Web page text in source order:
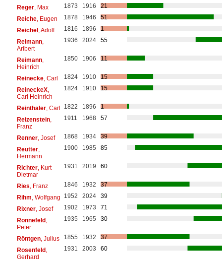
Reger, Max 1873 1916
21
Reiche, Eugen 1878 1946
51
Reichel, Adolf 1816 1896
1
Reimann,
Aribert
1936 2024 55
Reimann,
Heinrich
1850 1906 11
Reinecke, Carl 1824 1910
15
ReineckeX,
Carl Heinrich
1824 1910 15
Reinthaler, Carl 1822 1896
1
Reizenstein,
Franz
1911 1968 57
Renner, Josef 1868 1934
39
Reutter,
Hermann
1900 1985 85
Richter, Kurt
Dietmar
1931 2019 60
Ries , Franz 1846 1932
37
Rihm , Wolfgang 1952 2024
39
Rixner, Josef 1902 1973
71
Ronnefeld,
Peter
1935 1965 30
Röntgen, Julius 1855 1932
37
Rosenfeld,
Gerhard
1931 2003 60